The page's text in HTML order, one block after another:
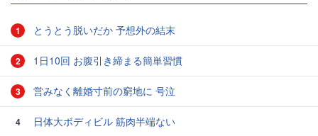
1 とうとう脱いだか 予想外の結末
2 1日10回 お腹引き締まる簡単習慣
3 営みなく離婚寸前の窮地に 号泣
4 日体大ボディビル 筋肉半端ない